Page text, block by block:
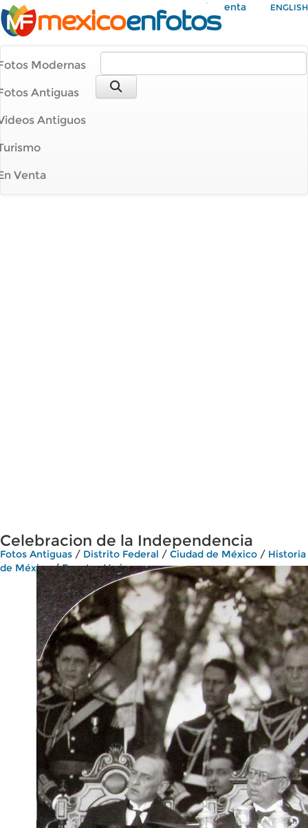
Mi Cuenta ENGLISH
Modernas
Antiguas
Antiguos
Venta
Celebracion de la Independencia
Fotos Antiguas / Distrito Federal / Ciudad de México / Historia
de México/Eventos Varios